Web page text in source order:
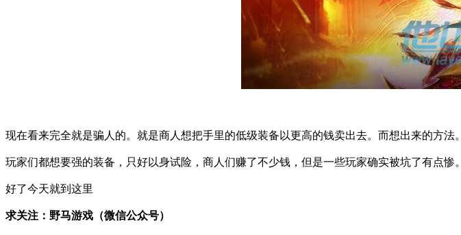
现在看来完全就是骗人的。就是商人想把手里的低级装备以更高的钱卖出去。而想出来的方法。
玩家们都想要强的装备，只好以身试险，商人们赚了不少钱，但是一些玩家确实被坑了有点惨。
好了今天就到这里
求关注：野马游戏（微信公众号）